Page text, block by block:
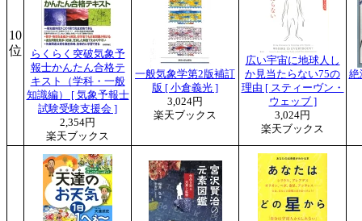
10
位
らくらく突破気象予
報士かんたん合格テ
キスト（学科・一般
知識編） [ 気象予報士
試験受験支援会 ]
2,354円
楽天ブックス
一般気象学第2版補訂
版 [ 小倉義光 ]
3,024円
楽天ブックス
広い宇宙に地球人し
か見当たらない75の
理由 [ スティーヴン・
ウェッブ ]
3,024円
楽天ブックス
絶